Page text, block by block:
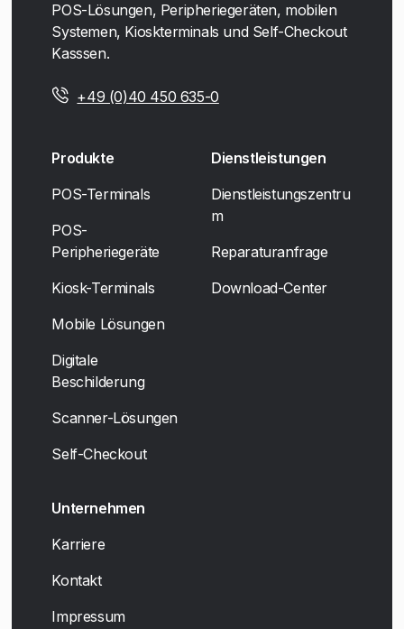
POS-Lösungen, Peripheriegeräten, mobilen
Systemen, Kioskterminals und Self-Checkout
Kasssen.
+49 (0)40 450 635-0
Produkte
POS-Terminals
POS-
Peripheriegeräte
Kiosk-Terminals
Mobile Lösungen
Digitale
Beschilderung
Scanner-Lösungen
Self-Checkout
Dienstleistungen
Dienstleistungszentru
m
Reparaturanfrage
Download-Center
Unternehmen
Karriere
Kontakt
Impressum